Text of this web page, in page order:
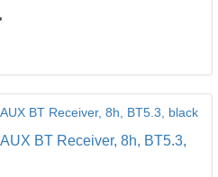
BT Receiver, 8h, BT5.3,